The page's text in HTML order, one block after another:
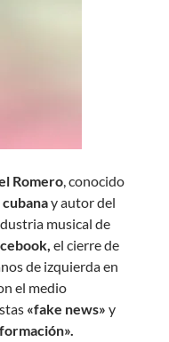
Romero, conocido
y autor del
musical de
el cierre de
de izquierda en
el medio
«fake news» y